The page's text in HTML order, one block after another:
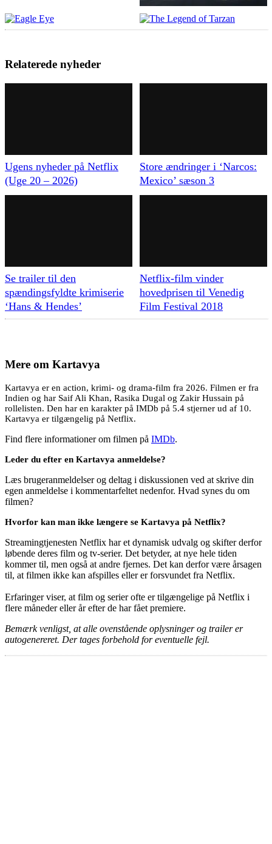
Relaterede nyheder
Ugens nyheder på Netflix
(Uge 20 – 2026)
Store ændringer i ‘Narcos:
Mexico’ sæson 3
Se trailer til den
spændingsfyldte krimiserie
‘Hans & Hendes’
Netflix-film vinder
hovedprisen til Venedig
Film Festival 2018
Mere om Kartavya
Kartavya er en action, krimi- og drama-film fra 2026. Filmen er fra
Indien og har Saif Ali Khan, Rasika Dugal og Zakir Hussain på
rollelisten. Den har en karakter på IMDb på 5.4 stjerner ud af 10.
Kartavya er tilgængelig på Netflix.
Find flere informationer om filmen på IMDb.
Leder du efter en Kartavya anmeldelse?
Læs brugeranmeldelser og deltag i diskussionen ved at skrive din
egen anmeldelse i kommentarfeltet nedenfor. Hvad synes du om
filmen?
Hvorfor kan man ikke længere se Kartavya på Netflix?
Streamingtjenesten Netflix har et dynamisk udvalg og skifter derfor
løbende deres film og tv-serier. Det betyder, at nye hele tiden
kommer til, men også at andre fjernes. Det kan derfor være årsagen
til, at filmen ikke kan afspilles eller er forsvundet fra Netflix.
Erfaringer viser, at film og serier ofte er tilgængelige på Netflix i
flere måneder eller år efter de har fået premiere.
Bemærk venligst, at alle ovenstående oplysninger og trailer er
autogenereret. Der tages forbehold for eventuelle fejl.